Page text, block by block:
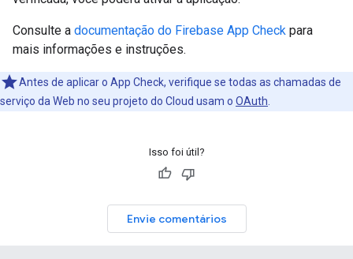
Consulte a documentação do Firebase App Check para
mais informações e instruções.
Antes de aplicar o App Check, verifique se todas as chamadas de
serviço da Web no seu projeto do Cloud usam o OAuth
Isso foi útil?
Envie comentários